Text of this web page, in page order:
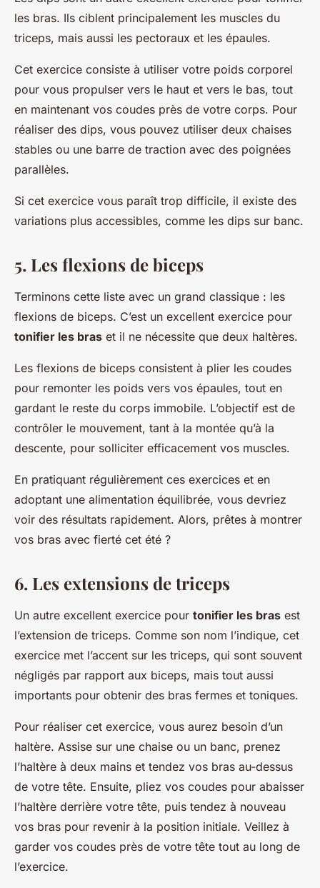
les bras. Ils ciblent principalement les muscles du
triceps, mais aussi les pectoraux et les épaules.
Cet exercice consiste à utiliser votre poids corporel
pour vous propulser vers le haut et vers le bas, tout
en maintenant vos coudes près de votre corps. Pour
réaliser des dips, vous pouvez utiliser deux chaises
stables ou une barre de traction avec des poignées
parallèles.
Si cet exercice vous paraît trop difficile, il existe des
variations plus accessibles, comme les dips sur banc.
5. Les flexions de biceps
Terminons cette liste avec un grand classique : les
flexions de biceps. C’est un excellent exercice pour
tonifier les bras et il ne nécessite que deux haltères.
Les flexions de biceps consistent à plier les coudes
pour remonter les poids vers vos épaules, tout en
gardant le reste du corps immobile. L’objectif est de
contrôler le mouvement, tant à la montée qu’à la
descente, pour solliciter efficacement vos muscles.
En pratiquant régulièrement ces exercices et en
adoptant une alimentation équilibrée, vous devriez
voir des résultats rapidement. Alors, prêtes à montrer
vos bras avec fierté cet été ?
6. Les extensions de triceps
Un autre excellent exercice pour tonifier les bras est
l’extension de triceps. Comme son nom l’indique, cet
exercice met l’accent sur les triceps, qui sont souvent
négligés par rapport aux biceps, mais tout aussi
importants pour obtenir des bras fermes et toniques.
Pour réaliser cet exercice, vous aurez besoin d’un
haltère. Assise sur une chaise ou un banc, prenez
l’haltère à deux mains et tendez vos bras au-dessus
de votre tête. Ensuite, pliez vos coudes pour abaisser
l’haltère derrière votre tête, puis tendez à nouveau
vos bras pour revenir à la position initiale. Veillez à
garder vos coudes près de votre tête tout au long de
l’exercice.